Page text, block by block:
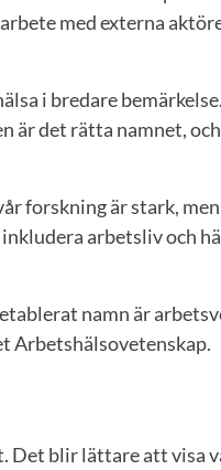
med externa
i bredare
är det rätta namnet,
forskning är stark,
arbetsliv och
namn är
Arbetshälsovetenskap.
Det blir lättare att visa